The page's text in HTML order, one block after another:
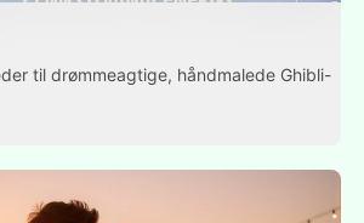
til drømmeagtige, håndmalede Ghibli-